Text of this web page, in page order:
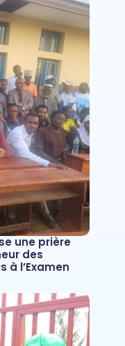
une prière
des
l’Examen